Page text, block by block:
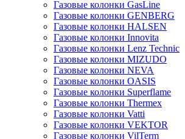
Газовые колонки GasLine
Газовые колонки GENBERG
Газовые колонки HALSEN
Газовые колонки Innovita
Газовые колонки Lenz Technic
Газовые колонки MIZUDO
Газовые колонки NEVA
Газовые колонки OASIS
Газовые колонки Superflame
Газовые колонки Thermex
Газовые колонки Vatti
Газовые колонки VEKTOR
Газовые колонки VilTerm